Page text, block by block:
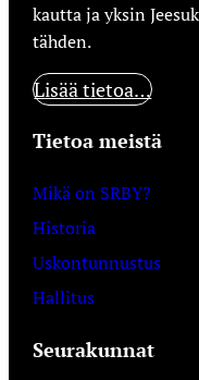
kautta ja yksin
tähden.
Lisää tietoa…
Tietoa meistä
Mikä on SRBY?
Historia
Uskontunnustus
Hallitus
Seurakunnat